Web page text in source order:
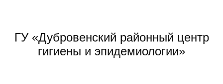
ГУ «Дубровенский районный центр
гигиены и эпидемиологии»